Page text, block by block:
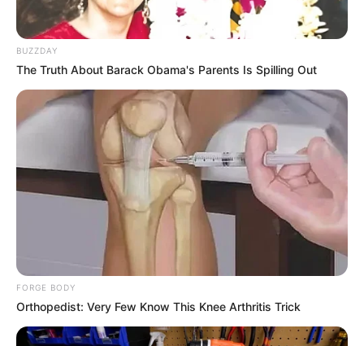
BUZZDAY
The Truth About Barack Obama's Parents Is Spilling Out
FORGE BODY
Orthopedist: Very Few Know This Knee Arthritis Trick